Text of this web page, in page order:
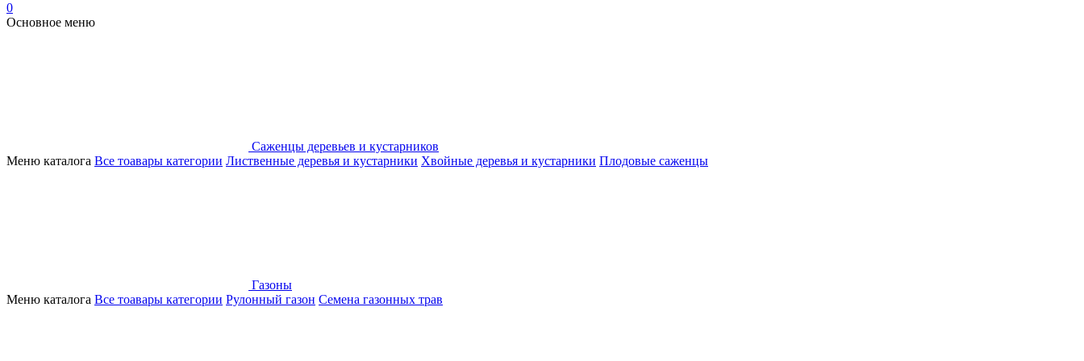
0
Основное меню
Саженцы деревьев и кустарников
Меню каталога Все тоавары категории Лиственные деревья и кустарники Хвойные деревья и кустарники Плодовые саженцы
Газоны
Меню каталога Все тоавары категории Рулонный газон Семена газонных трав